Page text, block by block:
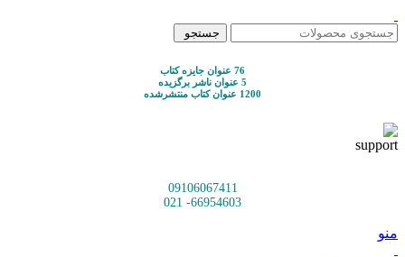
جستجو
76 عنوان جایزه کتاب
5 عنوان ناشر برگزیده
1200 عنوان کتاب منتشرشده
09106067411
66954603- 021
منو